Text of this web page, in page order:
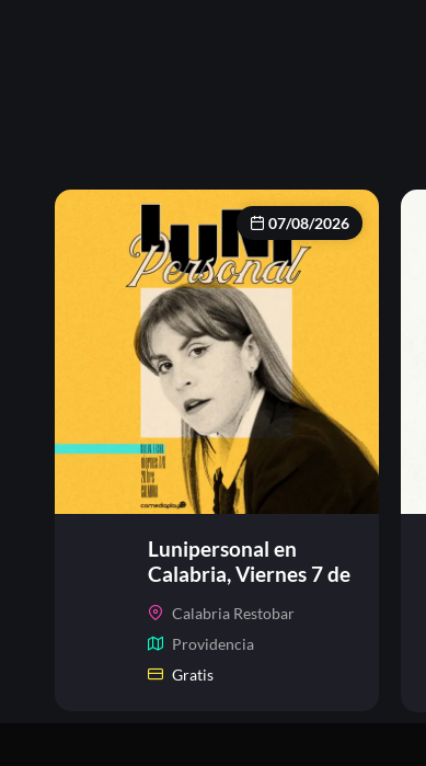
07/08/2026
Lunipersonal en
Calabria, Viernes 7 de
Calabria Restobar
Providencia
Gratis